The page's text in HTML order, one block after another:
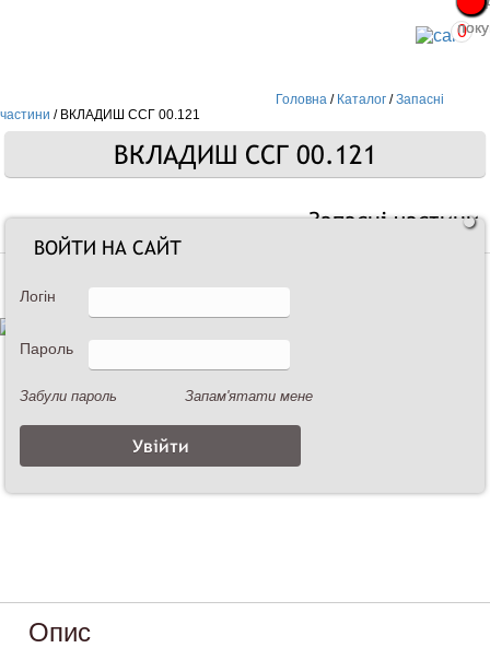
0
Головна / Каталог /Запасні
частини / ВКЛАДИШ ССГ 00.121
ВКЛАДИШ ССГ 00.121
Запасні частини
Опис
ВОЙТИ НА САЙТ
Логін
Пароль
Забули пароль Запам'ятати мене